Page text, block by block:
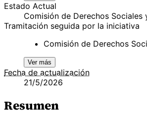
Estado Actual
Comisión de Derechos Sociales
Tramitación seguida por la iniciativa
Comisión de Derechos
Ver más
Fecha de actualización
21/5/2026
Resumen